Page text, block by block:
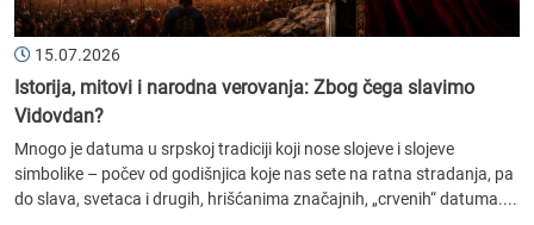
15.07.2026
Istorija, mitovi i narodna verovanja: Zbog čega slavimo
Vidovdan?
Mnogo je datuma u srpskoj tradiciji koji nose slojeve i slojeve
simbolike – počev od godišnjica koje nas sete na ratna stradanja, pa
do slava, svetaca i drugih, hrišćanima značajnih, „crvenih“ datuma....